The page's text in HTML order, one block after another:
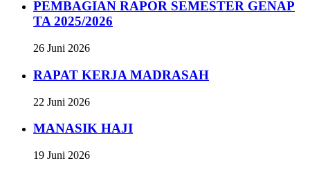
PEMBAGIAN RAPOR SEMESTER GENAP
TA 2025/2026
26 Juni 2026
RAPAT KERJA MADRASAH
22 Juni 2026
MANASIK HAJI
19 Juni 2026